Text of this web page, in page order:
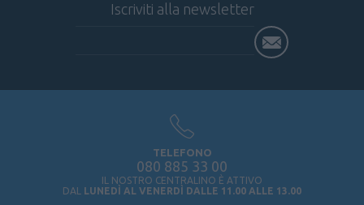
Iscriviti alla newsletter
TELEFONO
080 885 33 00
IL NOSTRO CENTRALINO È ATTIVO
DAL
LUNEDÌ AL VENERDÌ DALLE 11.00 ALLE 13.00